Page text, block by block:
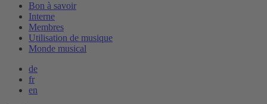
Bon à savoir
Interne
Membres
Utilisation de musique
Monde musical
de
fr
en